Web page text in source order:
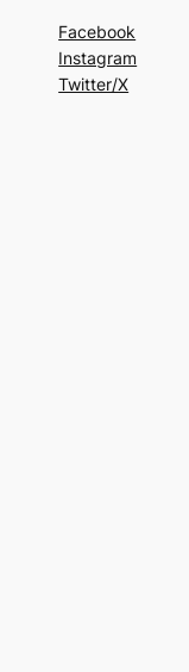
Facebook
Instagram
Twitter/X